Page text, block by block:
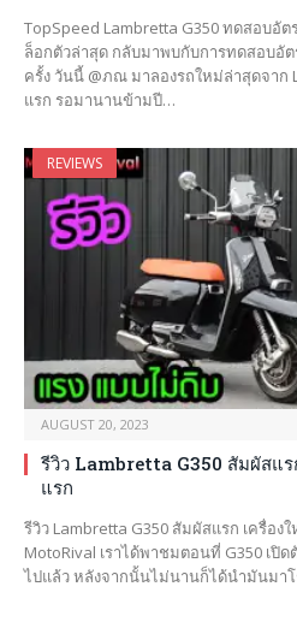
TopSpeed Lambretta G350 ทดสอบอัต
ล็อกตัวล่าสุด กลับมาพบกับการทดสอบอัต
ครั้ง วันนี้ @ภณ มาลองรถใหม่ล่าสุดจาก
แรก รอมานานข้ามปี…
REVIEWS
AUGUST 20, 2023
รีวิว Lambretta G350 สัมผัสแ
แรก
รีวิว Lambretta G350 สัมผัสแรก เครื่อ
MotoRival เราได้พาชมตอนที่ G350 เปิด
ไปแล้ว หลังจากนั้นไม่นานก็ได้นำมันมา